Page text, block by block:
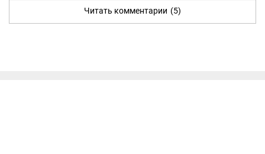
Читать комментарии (5)